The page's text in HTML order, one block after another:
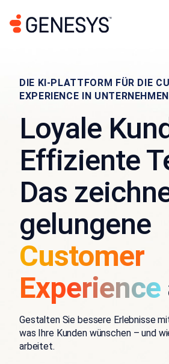
DIE KI-PLATTFORM FÜR DIE
EXPERIENCE IN UNTERNEHMEN
Loyale
Effiziente
Das
gelungene
Customer
Experience
Gestalten Sie bessere Erlebnisse
was Ihre Kunden wünschen – und
arbeitet.